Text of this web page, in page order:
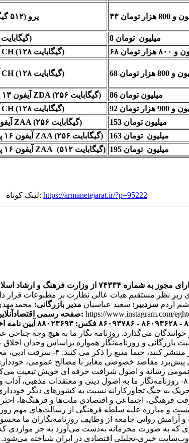
پوکو F۶ پرو (۵۱۲ گیگابایت) 800 هزار تومان
ردمی A۵ (۱۲۸ گیگابایت)
8 میلیون تومان
آیفون ۱۳ نسخه CH (۱۲۸ گیگابایت)
هزار تومان
آیفون ۱۴ نسخه CH (۱۲۸ گیگابایت) 800 هزار تومان
آیفون ۱۳ پرومکس نسخه ZDA (۲۵۶ گیگابایت)
86 میلیون تومان
آیفون ۱۶ نسخه CH (۱۲۸ گیگابایت)
900 هزار تومان
آیفون ۱۶ پرو نسخه ZAA (۲۵۶ گیگابایت)
153 میلیون تومان
آیفون ۱۶ پرو مکس نسخه ZAA (۲۵۶ گیگابایت)
163 میلیون تومان
آیفون ۱۶ پرو مکس نسخه ZAA (۵۱۲ گیگابایت)
195 میلیون تومان
لینک کوتاه: https://armanetejarat.ir/?p=95222
۷۴۳۳۴ از وزارت فرهنگ و ارشاد اسلامی است.
زیر نظر مستقیم هیات عالی نظارت بر مطبوعات قرار
آردم سردبیر: سعید عباسیان مدیر بازرگانی:
صفحه رسمی اقتصادآنلاین در اینستاگرام: https://www.instagram.com/
آیین نامه
خوانندگان می‌گذارد. روزنامه نگار ما به هیچ وجه
فعالیت بازرگانی و روزنامه‌نگار همواره براساس وجدان
هستند. ۳- روزنامه‌نگاران اقتصاد
و مصالح همگانی از اصول شرافت حرفه‌ای خویشتن تبعیت می‌کند. ۸- روزنامه‌نگار
که به صورت محرمانه به‌دست می‌آورد به جز
عنوان پر بازدیدترین وب‌سایت خبری-تحلیلی اقتصادی در